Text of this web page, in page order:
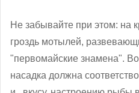
Не забывайте при этом: на
гроздь мотылей,
"первомайские знамена".
насадка должна